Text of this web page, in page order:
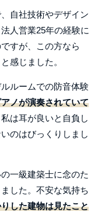
自社技術やデザイン
人営業25年の経験に
すが、この方なら
感じました。
ルームでの防音体験
ノが演奏されていて
は耳が良いと自負し
のはびっくりしまし
一級建築士に念のた
した。不安な気持ち
した建物は見たこと